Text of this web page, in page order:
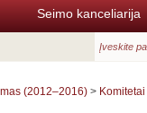
Seimo kanceliarija
(2012–2016) > Komitetai